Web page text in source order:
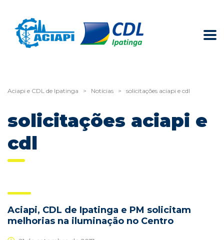
Aciapi e CDL de Ipatinga > Notícias > solicitações aciapi e cdl
solicitações aciapi e
cdl
Aciapi, CDL de Ipatinga e PM solicitam
melhorias na iluminação no Centro